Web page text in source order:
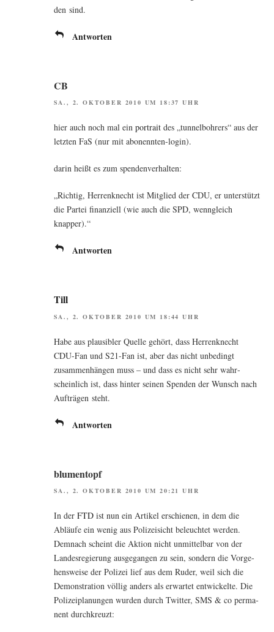
den sind.
Antworten
CB
SA., 2. OKTOBER 2010 UM 18:37 UHR
hier auch noch mal ein por­traitdes „tun­nel­boh­rers“ aus der
letz­ten FaS (nur mit abonennten-login).
dar­in heißt es zum spendenverhalten:
„Rich­tig, Her­ren­knecht ist Mit­glied der CDU, er unter­stützt
die Par­tei finan­zi­ell (wie auch die SPD, wenn­gleich
knapper).“
Antworten
Till
SA., 2. OKTOBER 2010 UM 18:44 UHR
Habe aus plau­si­bler Quel­le gehört, dass Her­ren­knecht
CDU-Fan und S21-Fan ist, aber das nicht unbe­dingt
zusam­men­hän­gen muss – und dass es nicht sehr wahr­
schein­lich ist, dass hin­ter sei­nen Spen­den der Wunsch nach
Auf­trä­gen steht.
Antworten
blumentopf
SA., 2. OKTOBER 2010 UM 20:21 UHR
In der FTDist nun ein Arti­kel erschie­nen, in dem die
Abläu­fe ein wenig aus Poli­zei­sicht beleuch­tet wer­den.
Dem­nach scheint die Akti­on nicht unmit­tel­bar von der
Lan­des­re­gie­rung aus­ge­gan­gen zu sein, son­dern die Vor­ge­
hens­wei­se der Poli­zei lief aus dem Ruder, weil sich die
Demons­tra­ti­on völ­lig anders als erwar­tet ent­wi­ckel­te. Die
Poli­zei­pla­nun­gen wur­den durch Twit­ter, SMS & co per­ma­
nent durchkreuzt: